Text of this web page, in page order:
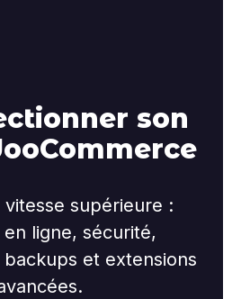
son
vitesse supérieure :
ligne, sécurité,
et extensions